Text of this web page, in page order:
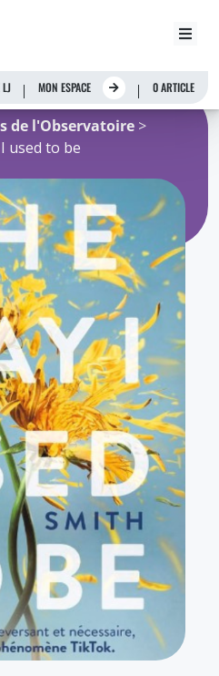
MON ESPACE 0 ARTICLE
de l'Observatoire >
used to be